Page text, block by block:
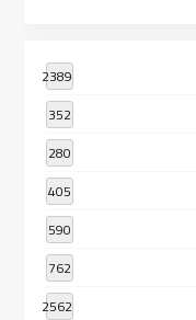
2389
352
280
405
590
762
2562